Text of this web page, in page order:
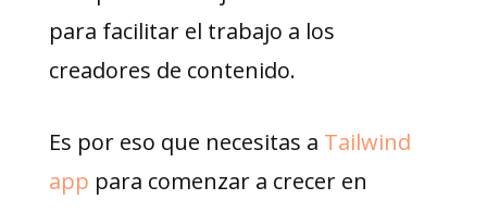
para facilitar el trabajo a los
creadores de contenido.
Es por eso que necesitas a Tailwind
app para comenzar a crecer en